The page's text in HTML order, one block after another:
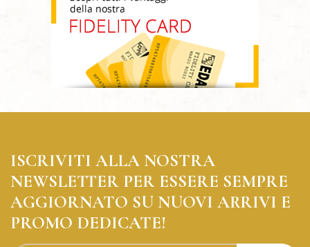
ISCRIVITI ALLA NOSTRA
NEWSLETTER PER ESSERE SEMPRE
AGGIORNATO SU NUOVI ARRIVI E
PROMO DEDICATE!